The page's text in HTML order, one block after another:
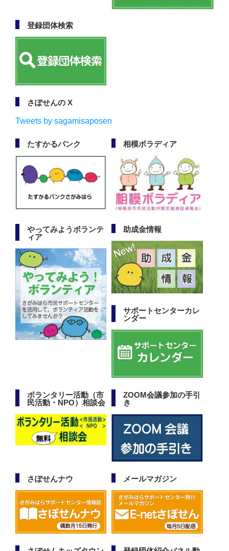
登録団体検索
さぽせんの X
Tweets by sagamisaposen
たすかるバンク 相模ボラディア
やってみようボランテ
ィア
助成金情報
サポートセンターカレ
ンダー
ボランタリー活動（市
民活動・NPO）相談会
ZOOM会議参加の手引
き
さぽせんナウ メールマガジン